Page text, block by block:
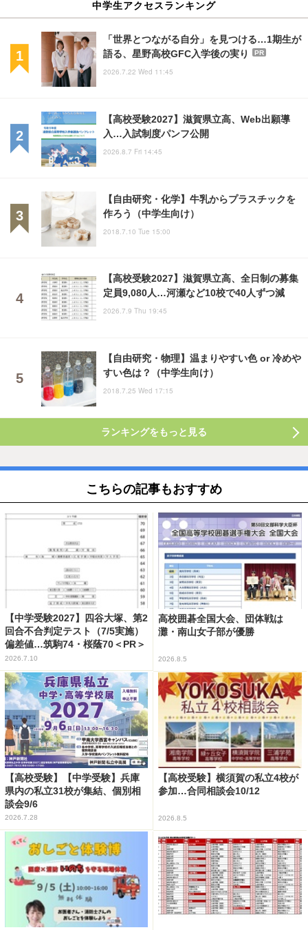
中学生アクセスランキング
「世界とつながる自分」を見つける…1期生が
語る、星野高校GFC入学後の実り
PR
2026.7.22 Wed 11:45
【高校受験2027】滋賀県立高、Web出願導
入…入試制度パンフ公開
2026.8.7 Fri 14:45
【自由研究・化学】牛乳からプラスチックを
作ろう（中学生向け）
2018.7.10 Tue 15:00
【高校受験2027】滋賀県立高、全日制の募集
定員9,080人…河瀬など10校で40人ずつ減
2026.7.9 Thu 19:45
【自由研究・物理】温まりやすい色 or 冷めや
すい色は？（中学生向け）
2018.7.25 Wed 17:15
ランキングをもっと見る
こちらの記事もおすすめ
【中学受験2027】四谷大塚、第2
回合不合判定テスト（7/5実施）
偏差値…筑駒74・桜蔭70＜PR＞
2026.7.10
高校囲碁全国大会、団体戦は
灘・南山女子部が優勝
2026.8.5
【高校受験】【中学受験】兵庫
県内の私立31校が集結、個別相
談会9/6
2026.7.28
【高校受験】横須賀の私立4校が
参加…合同相談会10/12
2026.8.5